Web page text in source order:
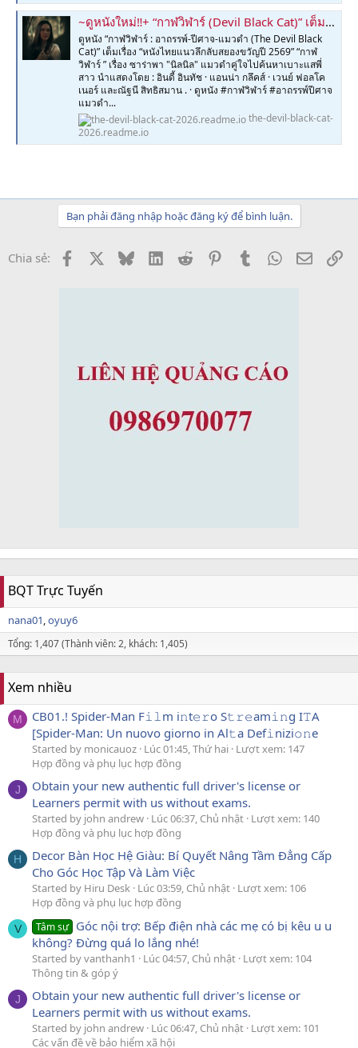
~ดูหนังใหม่‼️+ “กาฬวิฬาร์ (Devil Black Cat)” เต็มเรื่อง (UHD) พากย์ไทย/ซับไทย – หนังโดย บริษัท โชว์มีเดีย ไทยแลนด์ จำกัด
ดูหนัง “กาฬวิฬาร์ : อาถรรพ์-ปีศาจ-แมวดำ (The Devil Black
Cat)” เต็มเรื่อง “หนังไทยแนวลึกลับสยองขวัญปี 2569” “กาฬ
วิฬาร์ ” เรื่อง ซาร่าพา "นิลนิล" แมวดำคู่ใจไปค้นหาเบาะแสพี่
สาว นำแสดงโดย : อินดี้ อินทัช · แอนน่า กลึคส์ · เวนย์ ฟอลโค
เนอร์ และณัฐนี สิทธิสมาน . · ดูหนัง #กาฬวิฬาร์ #อาถรรพ์ปีศาจ
แมวดำ...
the-devil-black-cat-
2026.readme.io
Bạn phải đăng nhập hoặc đăng ký để bình luận.
Chia sẻ: Facebook BlueskyLinkedInReddit PinterestTumblrWhatsApp
Email
BQT Trực Tuyến
nana01 oyuy6
Tổng: 1,407 (Thành viên: 2, khách: 1,405)
Xem nhiều
M
CB01.! Spider-Man F𝚒𝚕m i𝚗t𝚎𝚛o S𝚝𝚛𝚎am𝚒𝚗g I𝚃A
[Spider-Man: Un nuovo giorno in Al𝚝a Def𝚒nizi𝚘𝚗e
Started by monicauoz Lúc 01:45, Thứ hai Lượt xem: 147
Hợp đồng và phụ lục hợp đồng
J
Obtain your new authentic full driver's license or
Learners permit with us without exams.
Started by john andrew Lúc 06:37, Chủ nhật Lượt xem: 140
Hợp đồng và phụ lục hợp đồng
H
Decor Bàn Học Hệ Giàu: Bí Quyết Nâng Tầm Đẳng Cấp
Cho Góc Học Tập Và Làm Việc
Started by Hiru Desk Lúc 03:59, Chủ nhật Lượt xem: 106
Hợp đồng và phụ lục hợp đồng
V Tâm sự Góc nội trợ: Bếp điện nhà các mẹ có bị kêu u u
không? Đừng quá lo lắng nhé!
Started by vanthanh1 Lúc 04:57, Chủ nhật Lượt xem: 104
Thông tin & góp ý
J
Obtain your new authentic full driver's license or
Learners permit with us without exams.
Started by john andrew Lúc 06:47, Chủ nhật Lượt xem: 101
Các vấn đề về bảo hiểm xã hội